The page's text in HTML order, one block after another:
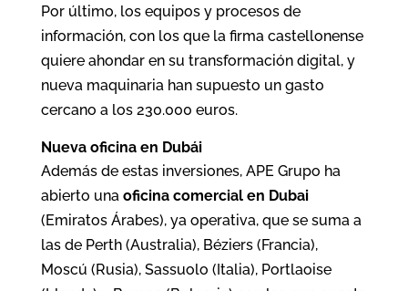
Por último, los equipos y procesos de
información, con los que la firma castellonense
quiere ahondar en su transformación digital, y
nueva maquinaria han supuesto un gasto
cercano a los 230.000 euros.
Nueva oficina en Dubái
Además de estas inversiones, APE Grupo ha
abierto una oficina comercial en Dubai
(Emiratos Árabes), ya operativa, que se suma a
las de Perth (Australia), Béziers (Francia),
Moscú (Rusia), Sassuolo (Italia), Portlaoise